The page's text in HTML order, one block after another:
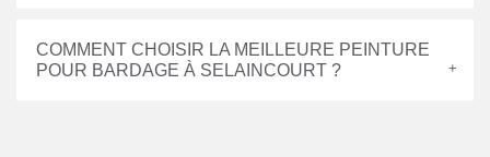
COMMENT CHOISIR LA MEILLEURE PEINTURE
POUR BARDAGE À SELAINCOURT ?